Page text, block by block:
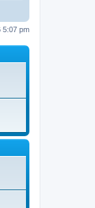
5:07 pm